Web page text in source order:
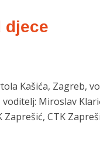
djece
Kašića, Zagreb,
voditelj: Miroslav
Zaprešić, CTK